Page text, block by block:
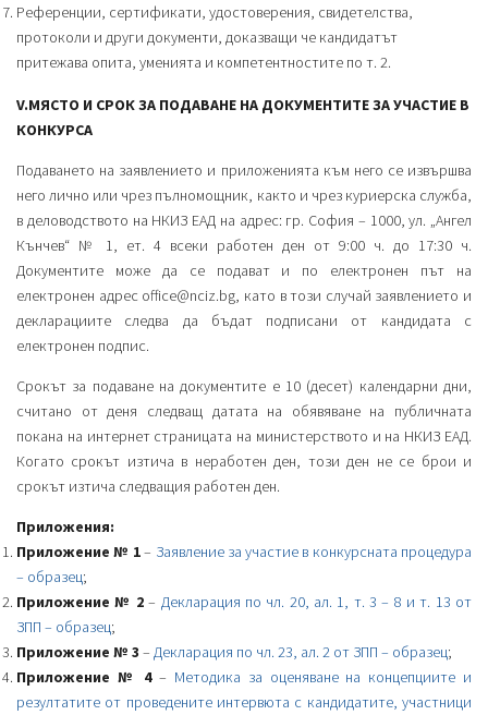
Референции, сертификати, удостоверения, свидетелства,
протоколи и други документи, доказващи че кандидатът
притежава опита, уменията и компетентностите по т. 2.
V.МЯСТО И СРОК ЗА ПОДАВАНЕ НА ДОКУМЕНТИТЕ ЗА УЧАСТИЕ В
КОНКУРСА
Подаването на заявлението и приложенията към него се извършва
него лично или чрез пълномощник, както и чрез куриерска служба,
в деловодството на НКИЗ ЕАД на адрес: гр. София – 1000, ул. „Ангел
Кънчев“ № 1, ет. 4 всеки работен ден от 9:00 ч. до 17:30 ч.
Документите може да се подават и по електронен път на
електронен адрес office@nciz.bg, като в този случай заявлението и
декларациите следва да бъдат подписани от кандидата с
електронен подпис.
Срокът за подаване на документите е 10 (десет) календарни дни,
считано от деня следващ датата на обявяване на публичната
покана на интернет страницата на министерството и на НКИЗ ЕАД.
Когато срокът изтича в неработен ден, този ден не се брои и
срокът изтича следващия работен ден.
Приложения:
Приложение № 1– Заявление за участие в конкурсната процедура
– образец;
Приложение № 2 – Декларация по чл. 20, ал. 1, т. 3 – 8 и т. 13 от
ЗПП – образец;
Приложение № 3 – Декларация по чл. 23, ал. 2 от ЗПП – образец;
Приложение № 4– Методика за оценяване на концепциите и
резултатите от проведените интервюта с кандидатите, участници